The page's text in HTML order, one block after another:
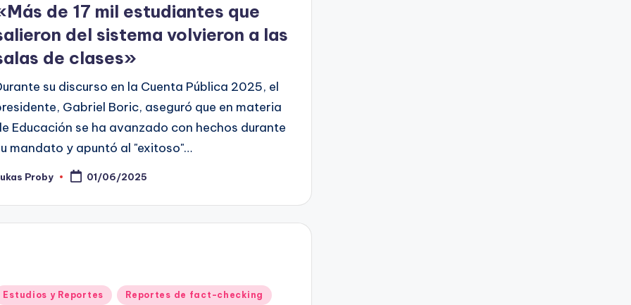
de 17 mil estudiantes que
del sistema volvieron a las
de clases»
su discurso en la Cuenta Pública 2025, el
Gabriel Boric, aseguró que en materia
Educación se ha avanzado con hechos durante
mandato y apuntó al "exitoso"…
Proby 01/06/2025
Estudios y Reportes Reportes de fact-checking